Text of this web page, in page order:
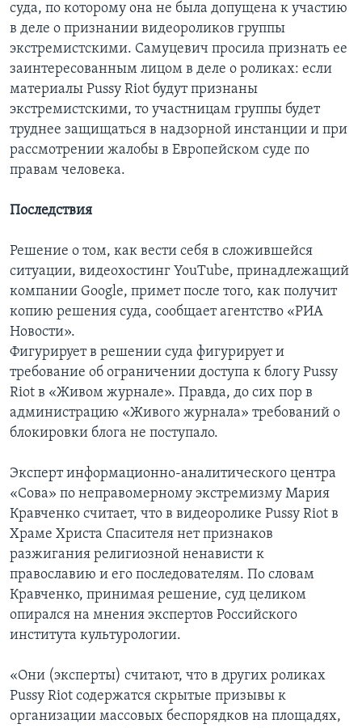
суда, по которому она не была допущена к участию
в деле о признании видеороликов группы
экстремистскими. Самуцевич просила признать ее
заинтересованным лицом в деле о роликах: если
материалы Pussy Riot будут признаны
экстремистскими, то участницам группы будет
труднее защищаться в надзорной инстанции и при
рассмотрении жалобы в Европейском суде по
правам человека.
Последствия
Решение о том, как вести себя в сложившейся
ситуации, видеохостинг YouTube, принадлежащий
компании Google, примет после того, как получит
копию решения суда, сообщает агентство «РИА
Новости».
Фигурирует в решении суда фигурирует и
требование об ограничении доступа к блогу Pussy
Riot в «Живом журнале». Правда, до сих пор в
администрацию «Живого журнала» требований о
блокировки блога не поступало.
Эксперт информационно-аналитического центра
«Сова» по неправомерному экстремизму Мария
Кравченко считает, что в видеоролике Pussy Riot в
Храме Христа Спасителя нет признаков
разжигания религиозной ненависти к
православию и его последователям. По словам
Кравченко, принимая решение, суд целиком
опирался на мнения экспертов Российского
института культурологии.
«Они (эксперты) считают, что в других роликах
Pussy Riot содержатся скрытые призывы к
организации массовых беспорядков на площадях,